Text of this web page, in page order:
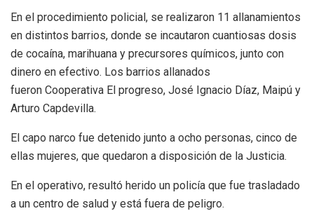
En el procedimiento policial, se realizaron 11 allanamientos
en distintos barrios, donde se incautaron cuantiosas dosis
de cocaína, marihuana y precursores químicos, junto con
dinero en efectivo. Los barrios allanados
fueron Cooperativa El progreso, José Ignacio Díaz, Maipú y
Arturo Capdevilla.
El capo narco fue detenido junto a ocho personas, cinco de
ellas mujeres, que quedaron a disposición de la Justicia.
En el operativo, resultó herido un policía que fue trasladado
a un centro de salud y está fuera de peligro.